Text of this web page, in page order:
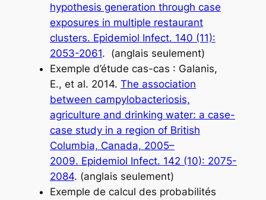
hypothesis generation through case
exposures in multiple restaurant
clusters. Epidemiol Infect. 140 (11):
2053-2061. (anglais seulement)
Exemple d’étude cas-cas : Galanis,
E., et al. 2014. The association
between campylobacteriosis,
agriculture and drinking water: a case-
case study in a region of British
Columbia, Canada, 2005–
2009. Epidemiol Infect. 142 (10): 2075-
2084. (anglais seulement)
Exemple de calcul des probabilités